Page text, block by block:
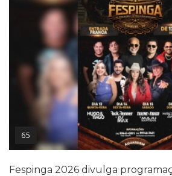
65
Fespinga 2026 divulga